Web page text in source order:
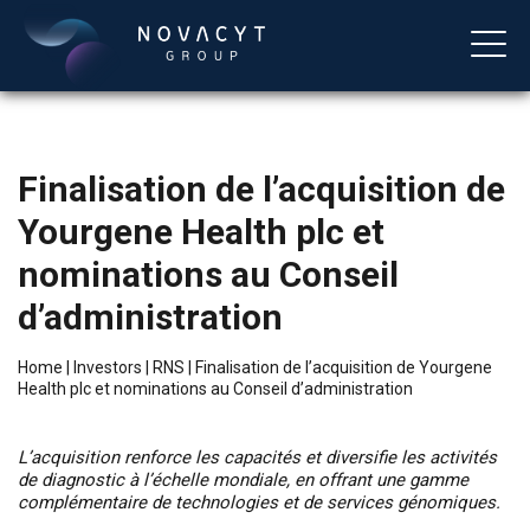
Finalisation de l’acquisition de
Yourgene Health plc et
nominations au Conseil
d’administration
Home Investors RNS
Finalisation de l’acquisition de Yourgene
Health plc et nominations au Conseil d’administration
L’acquisition renforce les capacités et diversifie les activités
de diagnostic à l’échelle mondiale, en offrant une gamme
complémentaire de technologies et de services génomiques.